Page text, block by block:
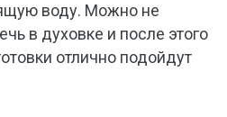
воду. Можно не
в духовке и после этого
отлично подойдут